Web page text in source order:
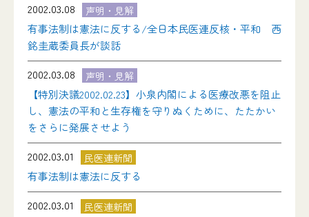
2002.03.08
声明・見解
有事法制は憲法に反する/全日本民医連反核・平和 西
銘圭蔵委員長が談話
2002.03.08
声明・見解
【特別決議2002.02.23】小泉内閣による医療改悪を阻止
し、憲法の平和と生存権を守りぬくために、たたかい
をさらに発展させよう
2002.03.01
民医連新聞
有事法制は憲法に反する
2002.03.01
民医連新聞